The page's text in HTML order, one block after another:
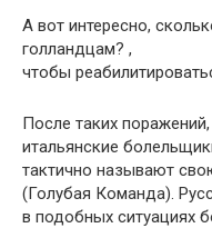
А вот интересно,
голландцам? ,
чтобы
После таких
итальянские
тактично называют
(Голубая Команда).
в подобных ситуациях